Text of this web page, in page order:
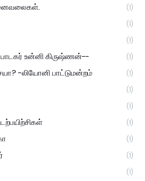
(1)
(1)
(1)
உன்னி கிருஷ்ணன்-- (1)
-லியோனி பாட்டுமன்றம் (1)
(1)
(1)
(1)
(1)
(1)
(1)